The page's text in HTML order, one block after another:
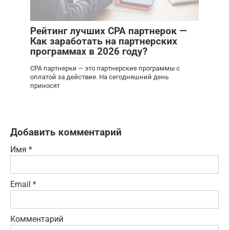
Рейтинг лучших CPA партнерок —
Как заработать на партнерских
программах в 2026 году?
CPA партнерки — это партнерские программы с
оплатой за действие. На сегодняшний день
приносят
Добавить комментарий
Имя *
Email *
Комментарий